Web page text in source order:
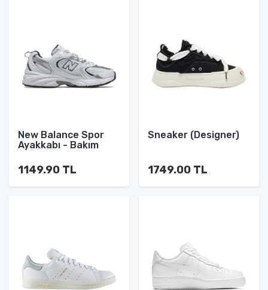
New Balance Spor
Ayakkabı - Bakım
1149.90 TL
Sneaker (Designer)
1749.00 TL